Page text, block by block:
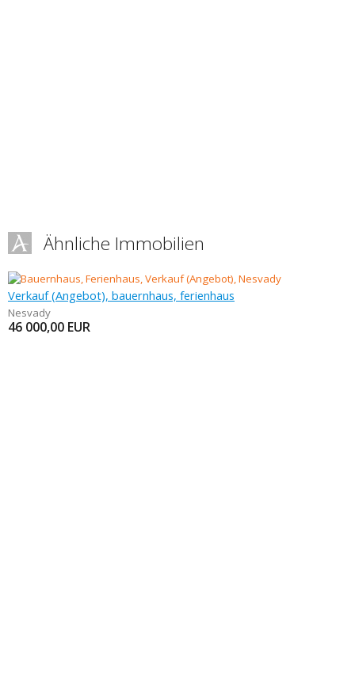
Ähnliche Immobilien
Verkauf (Angebot), bauernhaus, ferienhaus
Nesvady
46 000,00 EUR